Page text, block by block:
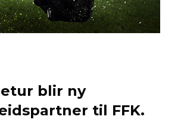
blir ny
til FFK.